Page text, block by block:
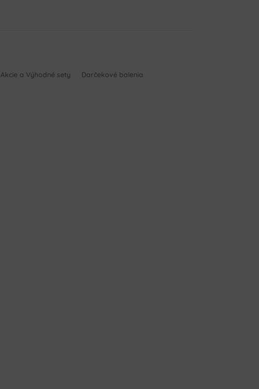
Akcie a Výhodné sety
Darčekové balenia